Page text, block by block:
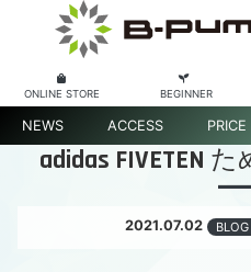
ONLINE STORE BEGINNER
NEWS ACCESS PRICE
adidas FIVETEN
2021.07.02